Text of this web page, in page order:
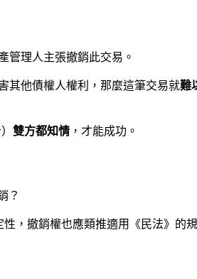
管理人主張撤銷此交易。
其他債權人權利，那麼這筆交易就難
雙方都知情 ，才能成功。
？
，撤銷權也應類推適用《民法》的